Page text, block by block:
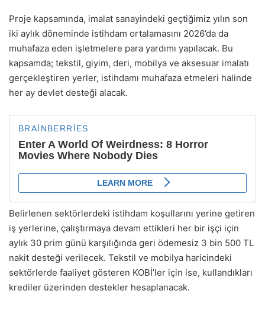
Proje kapsamında, imalat sanayindeki geçtiğimiz yılın son
iki aylık döneminde istihdam ortalamasını 2026’da da
muhafaza eden işletmelere para yardımı yapılacak. Bu
kapsamda; tekstil, giyim, deri, mobilya ve aksesuar imalatı
gerçekleştiren yerler, istihdamı muhafaza etmeleri halinde
her ay devlet desteği alacak.
Belirlenen sektörlerdeki istihdam koşullarını yerine getiren
iş yerlerine, çalıştırmaya devam ettikleri her bir işçi için
aylık 30 prim günü karşılığında geri ödemesiz 3 bin 500 TL
nakit desteği verilecek. Tekstil ve mobilya haricindeki
sektörlerde faaliyet gösteren KOBİ’ler için ise, kullandıkları
krediler üzerinden destekler hesaplanacak.